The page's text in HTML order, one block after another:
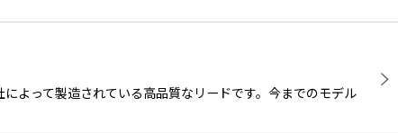
よって製造されている高品質なリードです。今までのモデル